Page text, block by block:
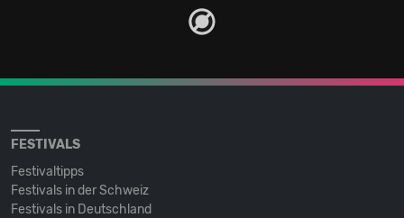
FESTIVALS
Festivaltipps
Festivals in der Schweiz
Festivals in Deutschland